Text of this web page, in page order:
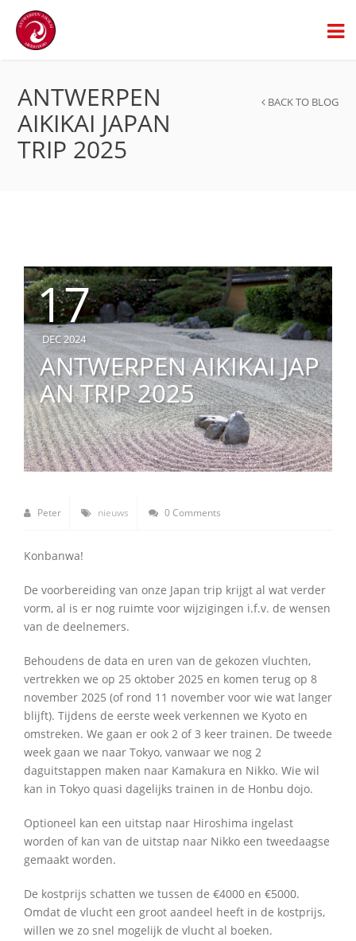
ANTWERPEN
AIKIKAI JAPAN
TRIP 2025
BACK TO BLOG
17
DEC 2024
ANTWERPEN AIKIKAI JAP
AN TRIP 2025
Peter nieuws 0 Comments
Konbanwa!
De voorbereiding van onze Japan trip krijgt al wat verder
vorm, al is er nog ruimte voor wijzigingen i.f.v. de wensen
van de deelnemers.
Behoudens de data en uren van de gekozen vluchten,
vertrekken we op 25 oktober 2025 en komen terug op 8
november 2025 (of rond 11 november voor wie wat langer
blijft). Tijdens de eerste week verkennen we Kyoto en
omstreken. We gaan er ook 2 of 3 keer trainen. De tweede
week gaan we naar Tokyo, vanwaar we nog 2
daguitstappen maken naar Kamakura en Nikko. Wie wil
kan in Tokyo quasi dagelijks trainen in de Honbu dojo.
Optioneel kan een uitstap naar Hiroshima ingelast
worden of kan van de uitstap naar Nikko een tweedaagse
gemaakt worden.
De kostprijs schatten we tussen de €4000 en €5000.
Omdat de vlucht een groot aandeel heeft in de kostprijs,
willen we zo snel mogelijk de vlucht al boeken.